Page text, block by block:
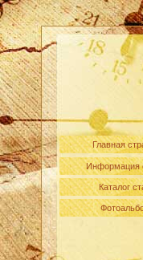
Главная
Информация
Каталог